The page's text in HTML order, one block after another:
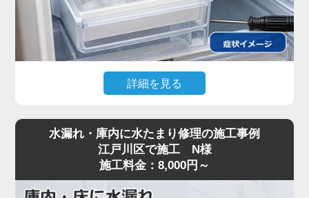
ます。「気がつくと霜だらけになる」とお悩みの際
は、当社のプロの技術にお任せください。
詳細を見る
のご相談をいただき、修理に駆けつけました。点検
した結果、給水タンクから製氷皿へ水を送るための
「給水ポンプ」のモーターが故障していることが分
かりました。水が正しく供給されない状態だったた
水漏れ・庫内に水たまり修理の施工事例
江戸川区で施工 N様
施工料金：8,000円～